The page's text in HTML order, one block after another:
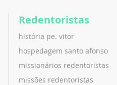
Redentoristas
história pe. vitor
hospedagem santo afonso
missionários redentoristas
missões redentoristas